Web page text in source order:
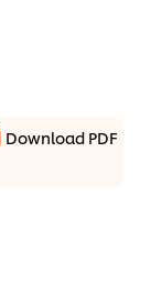
Download PDF